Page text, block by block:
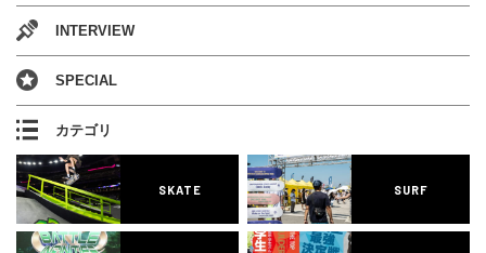
INTERVIEW
SPECIAL
カテゴリ
SKATE SURF